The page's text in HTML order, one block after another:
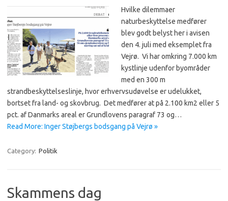
Hvilke dilemmaer
naturbeskyttelse medfører
blev godt belyst her i avisen
den 4. juli med eksemplet fra
Vejrø. Vi har omkring 7.000 km
kystlinje udenfor byområder
med en 300 m
strandbeskyttelseslinje, hvor erhvervsudøvelse er udelukket,
bortset fra land- og skovbrug. Det medfører at på 2.100 km2 eller 5
pct. af Danmarks areal er Grundlovens paragraf 73 og…
Read More: Inger Støjbergs bodsgang på Vejrø »
Category: Politik
Skammens dag